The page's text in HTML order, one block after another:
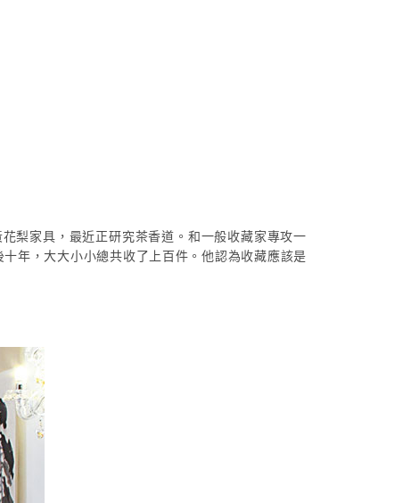
梨家具，最近正研究茶香道。和一般收藏家專攻一
年，大大小小總共收了上百件。他認為收藏應該是